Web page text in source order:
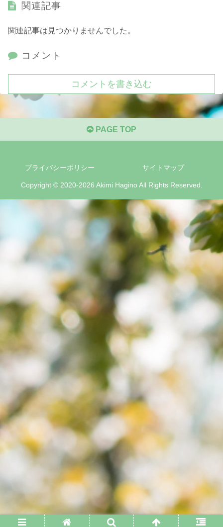
関連記事
関連記事は見つかりませんでした。
コメント
コメントを書き込む
PAGE TOP
プライバシーポリシー サイトマップ
Copyright © 2020-2026 Akimi Hagino All Rights Reserved.